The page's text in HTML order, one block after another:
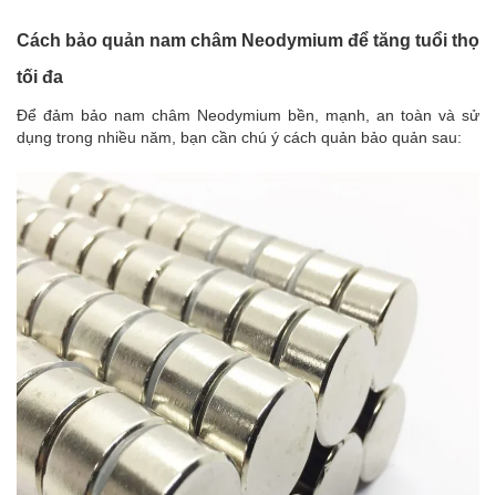
Cách bảo quản nam châm Neodymium để tăng tuổi thọ
tối đa
Để đảm bảo nam châm Neodymium bền, mạnh, an toàn và sử
dụng trong nhiều năm, bạn cần chú ý cách quản bảo quản sau: